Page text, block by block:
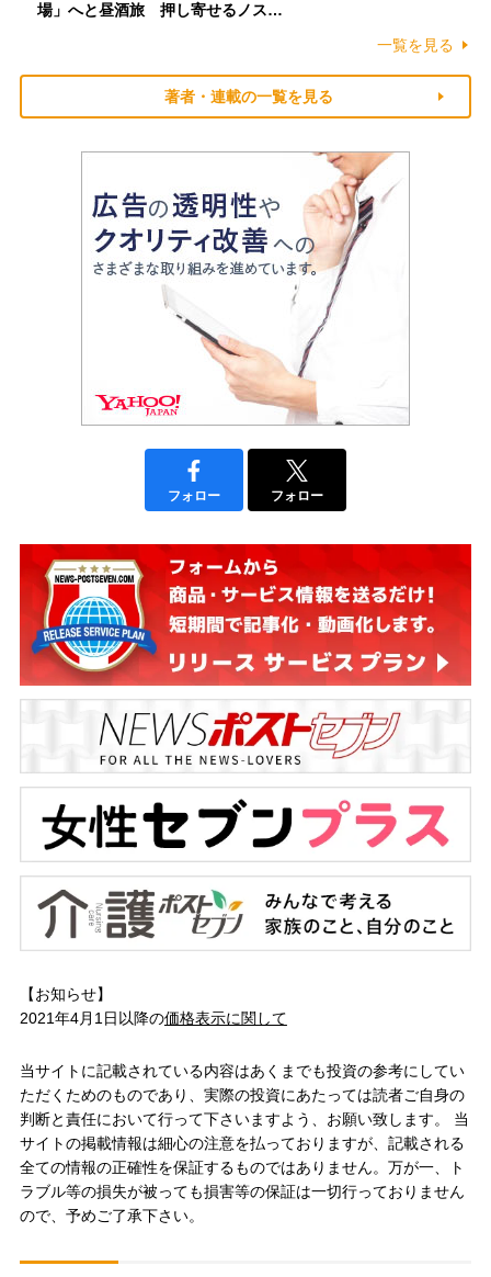
場」へと昼酒旅 押し寄せるノス…
一覧を見る
著者・連載の一覧を見る
フォロー フォロー
【お知らせ】
2021年4月1日以降の価格表示に関して
当サイトに記載されている内容はあくまでも投資の参考にしてい
ただくためのものであり、実際の投資にあたっては読者ご自身の
判断と責任において行って下さいますよう、お願い致します。 当
サイトの掲載情報は細心の注意を払っておりますが、記載される
全ての情報の正確性を保証するものではありません。万が一、ト
ラブル等の損失が被っても損害等の保証は一切行っておりません
ので、予めご了承下さい。